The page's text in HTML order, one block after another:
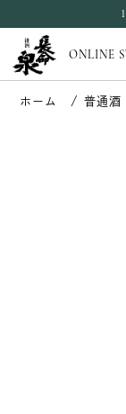
ONLINE
普通酒